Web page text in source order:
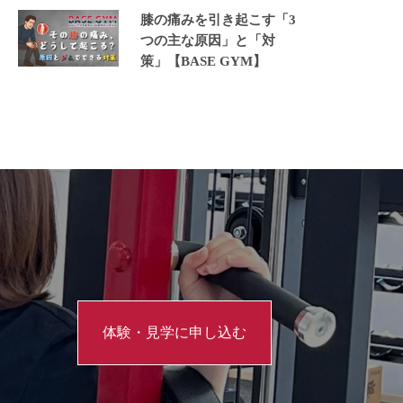
膝の痛みを引き起こす「3
つの主な原因」と「対
策」【BASE GYM】
体験・見学に申し込む